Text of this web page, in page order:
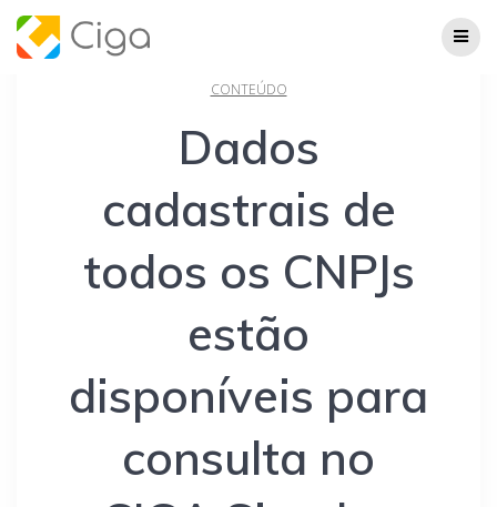
CONTEÚDO
Dados
cadastrais de
todos os CNPJs
estão
disponíveis para
consulta no